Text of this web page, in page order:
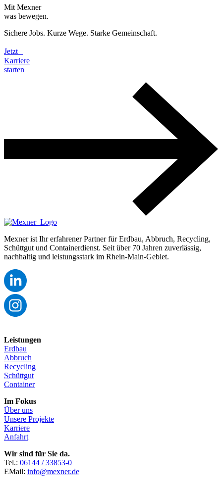
Mit Mexner
was bewegen.
Sichere Jobs. Kurze Wege. Starke Gemeinschaft.
Jetzt
Karriere
starten
Mexner ist Ihr erfahrener Partner für Erdbau, Abbruch, Recycling,
Schüttgut und Containerdienst. Seit über 70 Jahren zuverlässig,
nachhaltig und leistungsstark im Rhein-Main-Gebiet.
Leistungen
Erdbau
Abbruch
Recycling
Schüttgut
Container
Im Fokus
Über uns
Unsere Projekte
Karriere
Anfahrt
Wir sind für Sie da.
Tel.: 06144 / 33853-0
EMail: info@mexner.de